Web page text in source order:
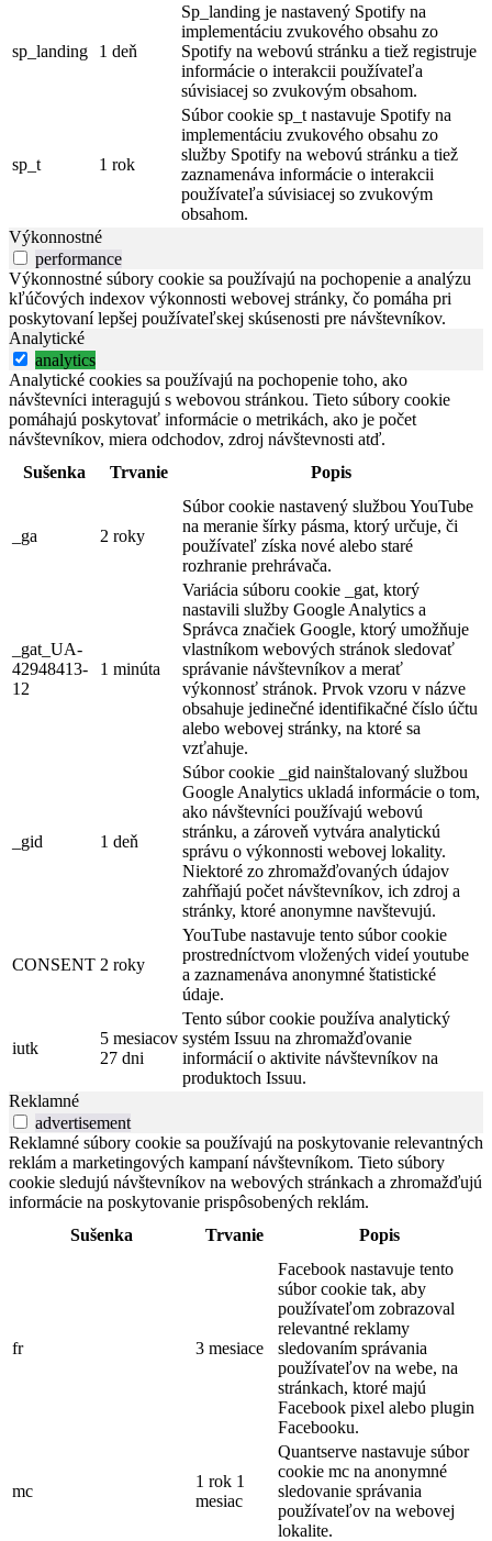
sp_landing 1 deň
Sp_landing je nastavený Spotify na
implementáciu zvukového obsahu zo
Spotify na webovú stránku a tiež registruje
informácie o interakcii používateľa
súvisiacej so zvukovým obsahom.
sp_t 1 rok
Súbor cookie sp_t nastavuje Spotify na
implementáciu zvukového obsahu zo
služby Spotify na webovú stránku a tiež
zaznamenáva informácie o interakcii
používateľa súvisiacej so zvukovým
obsahom.
Výkonnostné
performance
Výkonnostné súbory cookie sa používajú na pochopenie a analýzu
kľúčových indexov výkonnosti webovej stránky, čo pomáha pri
poskytovaní lepšej používateľskej skúsenosti pre návštevníkov.
Analytické
analytics
Analytické cookies sa používajú na pochopenie toho, ako
návštevníci interagujú s webovou stránkou. Tieto súbory cookie
pomáhajú poskytovať informácie o metrikách, ako je počet
návštevníkov, miera odchodov, zdroj návštevnosti atď.
Sušenka
Trvanie Popis
_ga 2 roky
Súbor cookie nastavený službou YouTube
na meranie šírky pásma, ktorý určuje, či
používateľ získa nové alebo staré
rozhranie prehrávača.
_gat_UA-
42948413-
12
1 minúta
Variácia súboru cookie _gat, ktorý
nastavili služby Google Analytics a
Správca značiek Google, ktorý umožňuje
vlastníkom webových stránok sledovať
správanie návštevníkov a merať
výkonnosť stránok. Prvok vzoru v názve
obsahuje jedinečné identifikačné číslo účtu
alebo webovej stránky, na ktoré sa
vzťahuje.
_gid 1 deň
Súbor cookie _gid nainštalovaný službou
Google Analytics ukladá informácie o tom,
ako návštevníci používajú webovú
stránku, a zároveň vytvára analytickú
správu o výkonnosti webovej lokality.
Niektoré zo zhromažďovaných údajov
zahŕňajú počet návštevníkov, ich zdroj a
stránky, ktoré anonymne navštevujú.
CONSENT 2 roky
YouTube nastavuje tento súbor cookie
prostredníctvom vložených videí youtube
a zaznamenáva anonymné štatistické
údaje.
iutk
5 mesiacov
27 dni
Tento súbor cookie používa analytický
systém Issuu na zhromažďovanie
informácií o aktivite návštevníkov na
produktoch Issuu.
Reklamné
advertisement
Reklamné súbory cookie sa používajú na poskytovanie relevantných
reklám a marketingových kampaní návštevníkom. Tieto súbory
cookie sledujú návštevníkov na webových stránkach a zhromažďujú
informácie na poskytovanie prispôsobených reklám.
Sušenka
Trvanie Popis
fr 3 mesiace
Facebook nastavuje tento
súbor cookie tak, aby
používateľom zobrazoval
relevantné reklamy
sledovaním správania
používateľov na webe, na
stránkach, ktoré majú
Facebook pixel alebo plugin
Facebooku.
mc
1 rok 1
mesiac
Quantserve nastavuje súbor
cookie mc na anonymné
sledovanie správania
používateľov na webovej
lokalite.